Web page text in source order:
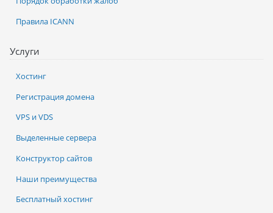
Услуги
Хостинг
Регистрация домена
VPS и VDS
Выделенные сервера
Конструктор сайтов
Наши преимущества
Бесплатный хостинг
Правила ICANN